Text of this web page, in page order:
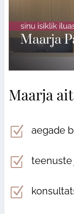
Maarja
Z aegade
Z teenuste
Z